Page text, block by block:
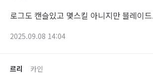
로그도 캔슬있고 몇스킬 아니지만 블레이
2025.09.08 14:04
르리 카인